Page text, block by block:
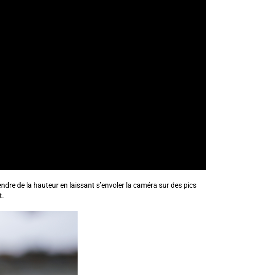
de la hauteur en laissant s’envoler la caméra sur des pics